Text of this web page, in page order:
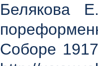
Белякова
Соборе